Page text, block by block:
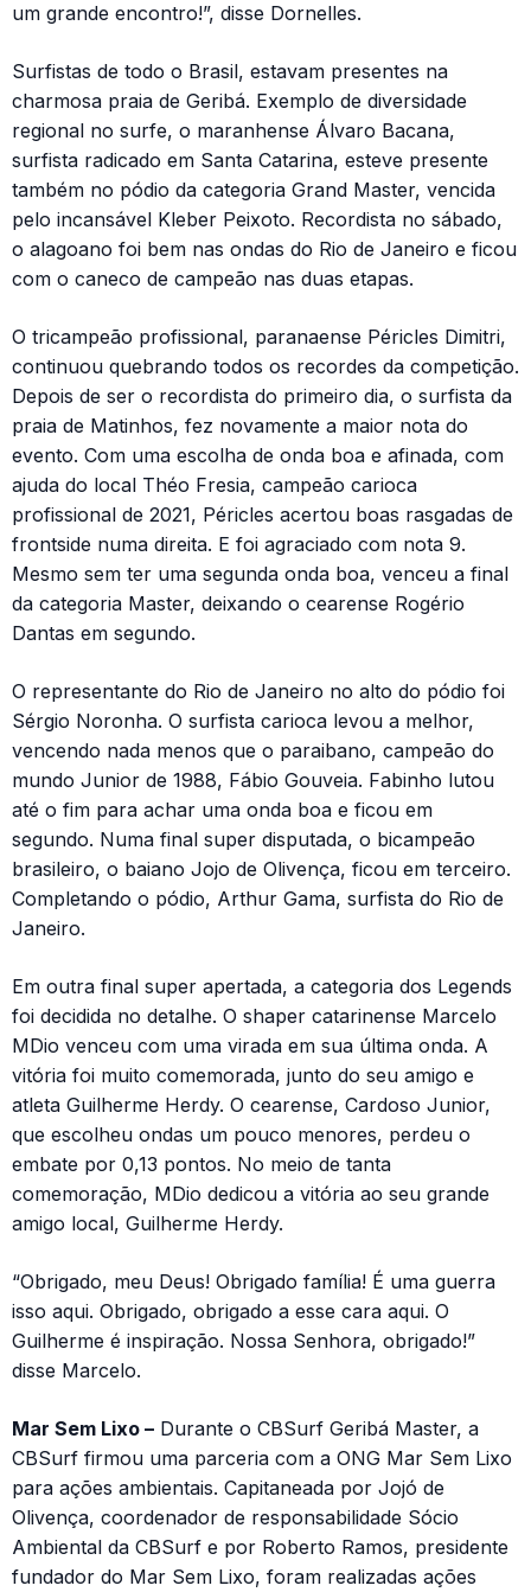
um grande encontro!”, disse Dornelles.
Surfistas de todo o Brasil, estavam presentes na
charmosa praia de Geribá. Exemplo de diversidade
regional no surfe, o maranhense Álvaro Bacana,
surfista radicado em Santa Catarina, esteve presente
também no pódio da categoria Grand Master, vencida
pelo incansável Kleber Peixoto. Recordista no sábado,
o alagoano foi bem nas ondas do Rio de Janeiro e ficou
com o caneco de campeão nas duas etapas.
O tricampeão profissional, paranaense Péricles Dimitri,
continuou quebrando todos os recordes da competição.
Depois de ser o recordista do primeiro dia, o surfista da
praia de Matinhos, fez novamente a maior nota do
evento. Com uma escolha de onda boa e afinada, com
ajuda do local Théo Fresia, campeão carioca
profissional de 2021, Péricles acertou boas rasgadas de
frontside numa direita. E foi agraciado com nota 9.
Mesmo sem ter uma segunda onda boa, venceu a final
da categoria Master, deixando o cearense Rogério
Dantas em segundo.
O representante do Rio de Janeiro no alto do pódio foi
Sérgio Noronha. O surfista carioca levou a melhor,
vencendo nada menos que o paraibano, campeão do
mundo Junior de 1988, Fábio Gouveia. Fabinho lutou
até o fim para achar uma onda boa e ficou em
segundo. Numa final super disputada, o bicampeão
brasileiro, o baiano Jojo de Olivença, ficou em terceiro.
Completando o pódio, Arthur Gama, surfista do Rio de
Janeiro.
Em outra final super apertada, a categoria dos Legends
foi decidida no detalhe. O shaper catarinense Marcelo
MDio venceu com uma virada em sua última onda. A
vitória foi muito comemorada, junto do seu amigo e
atleta Guilherme Herdy. O cearense, Cardoso Junior,
que escolheu ondas um pouco menores, perdeu o
embate por 0,13 pontos. No meio de tanta
comemoração, MDio dedicou a vitória ao seu grande
amigo local, Guilherme Herdy.
“Obrigado, meu Deus! Obrigado família! É uma guerra
isso aqui. Obrigado, obrigado a esse cara aqui. O
Guilherme é inspiração. Nossa Senhora, obrigado!”
disse Marcelo.
Mar Sem Lixo – Durante o CBSurf Geribá Master, a
CBSurf firmou uma parceria com a ONG Mar Sem Lixo
para ações ambientais. Capitaneada por Jojó de
Olivença, coordenador de responsabilidade Sócio
Ambiental da CBSurf e por Roberto Ramos, presidente
fundador do Mar Sem Lixo, foram realizadas ações